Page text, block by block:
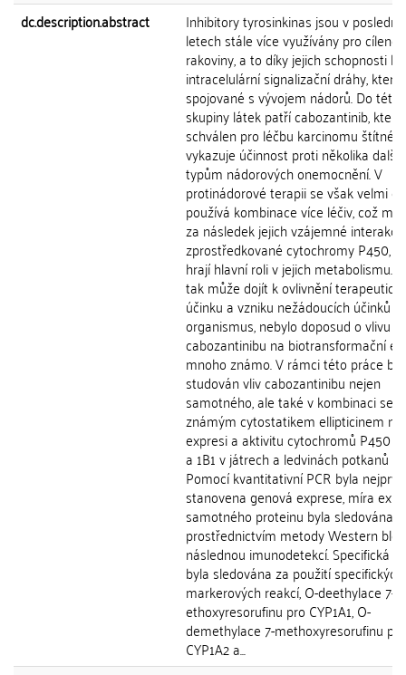
dc.description.abstract
Inhibitory tyrosinkinas jsou v
letech stále více využívány pro
rakoviny, a to díky jejich schopnosti
intracelulární signalizační dráhy,
spojované s vývojem nádorů. Do této
skupiny látek patří cabozantinib,
schválen pro léčbu karcinomu štítné
vykazuje účinnost proti několika
typům nádorových onemocnění. V
protinádorové terapii se však velmi
používá kombinace více léčiv, což
za následek jejich vzájemné interakce
zprostředkované cytochromy P450,
hrají hlavní roli v jejich metabolismu.
tak může dojít k ovlivnění
účinku a vzniku nežádoucích účinků
organismus, nebylo doposud o vlivu
cabozantinibu na biotransformační
mnoho známo. V rámci této práce
studován vliv cabozantinibu nejen
samotného, ale také v kombinaci se
známým cytostatikem ellipticinem na
expresi a aktivitu cytochromů P450
a 1B1 v játrech a ledvinách potkanů in
Pomocí kvantitativní PCR byla nejprve
stanovena genová exprese, míra
samotného proteinu byla sledována
prostřednictvím metody Western
následnou imunodetekcí. Specifická
byla sledována za použití specifických
markerových reakcí, O-deethylace 7-
ethoxyresorufinu pro CYP1A1, O-
demethylace 7-methoxyresorufinu pro
CYP1A2 a...